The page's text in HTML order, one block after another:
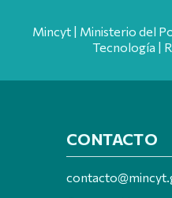
Mincyt | Ministerio del
Tecnología |
CONTACTO